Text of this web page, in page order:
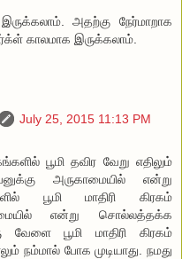
அதற்கு நேர்மாறாக
காலமாக இருக்கலாம்.
July 25, 2015 11:13 PM
பூமி தவிர வேறு எதிலும்
அருகாமையில் என்று
பூமி மாதிரி கிரகம்
என்று சொல்லத்தக்க
வேளை பூமி மாதிரி கிரகம்
நம்மால் போக முடியாது. நமது